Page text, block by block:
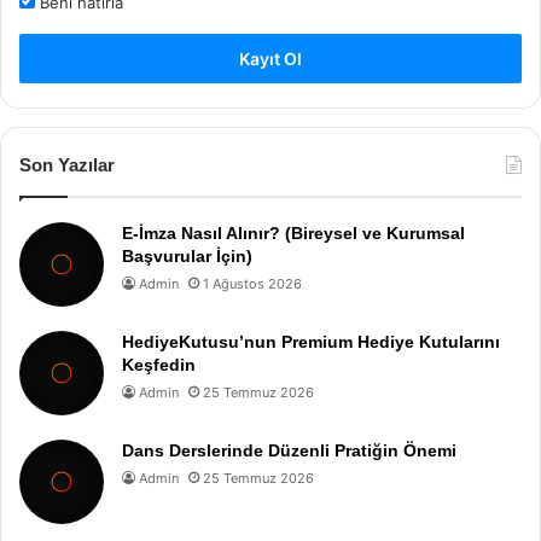
Kayıt Ol
Son Yazılar
E-İmza Nasıl Alınır? (Bireysel ve Kurumsal
Başvurular İçin)
Admin 1 Ağustos 2026
HediyeKutusu’nun Premium Hediye Kutularını
Keşfedin
Admin 25 Temmuz 2026
Dans Derslerinde Düzenli Pratiğin Önemi
Admin 25 Temmuz 2026